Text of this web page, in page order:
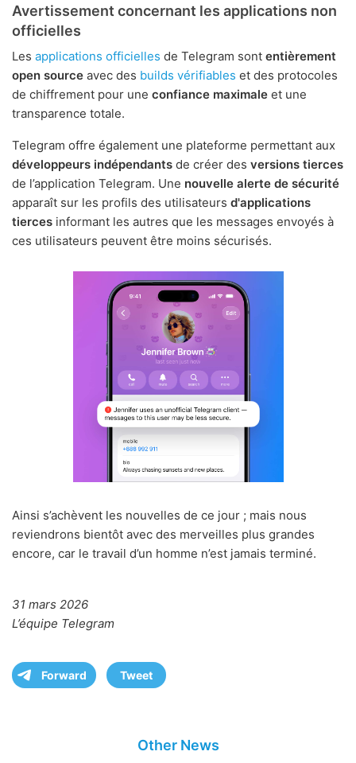
Avertissement concernant les applications non
officielles
Les applications officielles de Telegram sont entièrement
open source avec des builds vérifiables et des protocoles
de chiffrement pour une confiance maximale et une
transparence totale.
Telegram offre également une plateforme permettant aux
développeurs indépendants de créer des versions tierces
de l’application Telegram. Une nouvelle alerte de sécurité
apparaît sur les profils des utilisateurs d'applications
tierces informant les autres que les messages envoyés à
ces utilisateurs peuvent être moins sécurisés.
Ainsi s’achèvent les nouvelles de ce jour ; mais nous
reviendrons bientôt avec des merveilles plus grandes
encore, car le travail d’un homme n’est jamais terminé.
31 mars 2026
L’équipe Telegram
Forward Tweet
Other News